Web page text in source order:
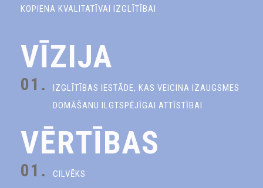
KOPIENA KVALITATĪVAI IZGLĪTĪBAI
VĪZIJA
01.
IZGLĪTĪBAS IESTĀDE, KAS VEICINA IZAUGSMES
DOMĀŠANU ILGTSPĒJĪGAI ATTĪSTĪBAI
VĒRTĪBAS
01. CILVĒKS